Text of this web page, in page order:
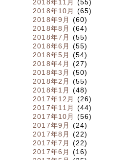
2018年11月
(55)
2018年10月
(65)
2018年9月
(60)
2018年8月
(64)
2018年7月
(55)
2018年6月
(55)
2018年5月
(54)
2018年4月
(27)
2018年3月
(50)
2018年2月
(55)
2018年1月
(48)
2017年12月
(26)
2017年11月
(44)
2017年10月
(56)
2017年9月
(24)
2017年8月
(22)
2017年7月
(22)
2017年6月
(16)